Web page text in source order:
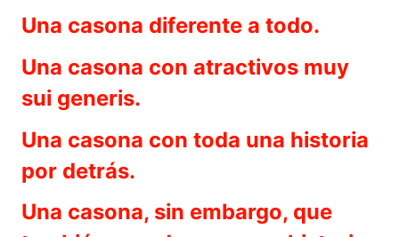
Una casona diferente a todo.
Una casona con atractivos muy
sui generis.
Una casona con toda una historia
por detrás.
Una casona, sin embargo, que